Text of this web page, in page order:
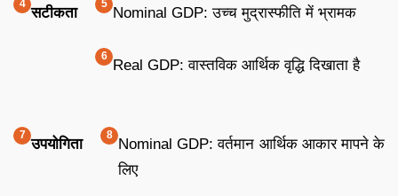
सटीकता Nominal GDP: उच्च मुद्रास्फीति में भ्रामक
Real GDP: वास्तविक आर्थिक वृद्धि दिखाता है
उपयोगिता
Nominal GDP: वर्तमान आर्थिक आकार मापने के
लिए